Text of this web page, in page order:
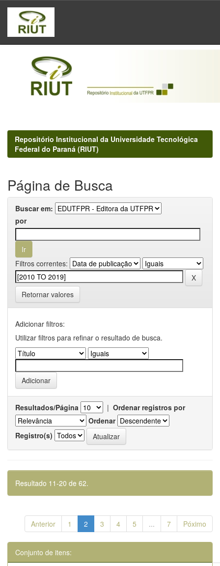
Skip
navigation
Repositório Institucional da Universidade Tecnológica
Federal do Paraná (RIUT)
Página de Busca
Buscar em:
por
Filtros correntes:
Retornar valores
Adicionar filtros:
Utilizar filtros para refinar o resultado de busca.
Resultados/Página | Ordenar registros por
Ordenar
Registro(s)
Resultado 11-20 de 62.
Anterior 1 2 3 4 5 ... 7 Póximo
Conjunto de itens: